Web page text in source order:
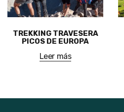
TREKKING TRAVESERA
PICOS DE EUROPA
Leer más